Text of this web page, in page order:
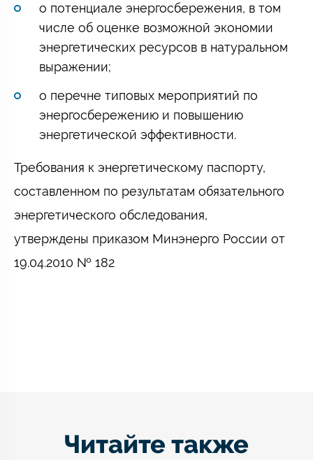
о потенциале энергосбережения, в том
числе об оценке возможной экономии
энергетических ресурсов в натуральном
выражении;
о перечне типовых мероприятий по
энергосбережению и повышению
энергетической эффективности.
Требования к энергетическому паспорту,
составленном по результатам обязательного
энергетического обследования,
утверждены приказом Минэнерго России от
19.04.2010 № 182
Читайте также